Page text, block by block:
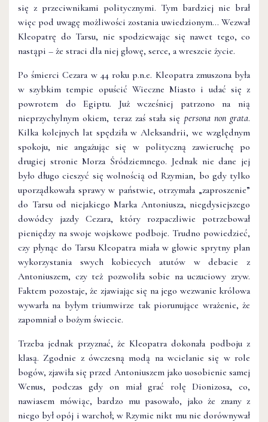
się z przeciwnikami politycznymi. Tym bardziej nie brał
więc pod uwagę możliwości zostania uwiedzionym… Wezwał
Kleopatrę do Tarsu, nie spodziewając się nawet tego, co
nastąpi – że straci dla niej głowę, serce, a wreszcie życie.
Po śmierci Cezara w 44 roku p.n.e. Kleopatra zmuszona była
w szybkim tempie opuścić Wieczne Miasto i udać się z
powrotem do Egiptu. Już wcześniej patrzono na nią
nieprzychylnym okiem, teraz zaś stała się persona non grata.
Kilka kolejnych lat spędziła w Aleksandrii, we względnym
spokoju, nie angażując się w polityczną zawieruchę po
drugiej stronie Morza Śródziemnego. Jednak nie dane jej
było długo cieszyć się wolnością od Rzymian, bo gdy tylko
uporządkowała sprawy w państwie, otrzymała „zaproszenie”
do Tarsu od niejakiego Marka Antoniusza, niegdysiejszego
dowódcy jazdy Cezara, który rozpaczliwie potrzebował
pieniędzy na swoje wojskowe podboje. Trudno powiedzieć,
czy płynąc do Tarsu Kleopatra miała w głowie sprytny plan
wykorzystania swych kobiecych atutów w debacie z
Antoniuszem, czy też pozwoliła sobie na uczuciowy zryw.
Faktem pozostaje, że zjawiając się na jego wezwanie królowa
wywarła na byłym triumwirze tak piorunujące wrażenie, że
zapomniał o bożym świecie.
Trzeba jednak przyznać, że Kleopatra dokonała podboju z
klasą. Zgodnie z ówczesną modą na wcielanie się w role
bogów, zjawiła się przed Antoniuszem jako uosobienie samej
Wenus, podczas gdy on miał grać rolę Dionizosa, co,
nawiasem mówiąc, bardzo mu pasowało, jako że znany z
niego był opój i warchoł; w Rzymie nikt mu nie dorównywał